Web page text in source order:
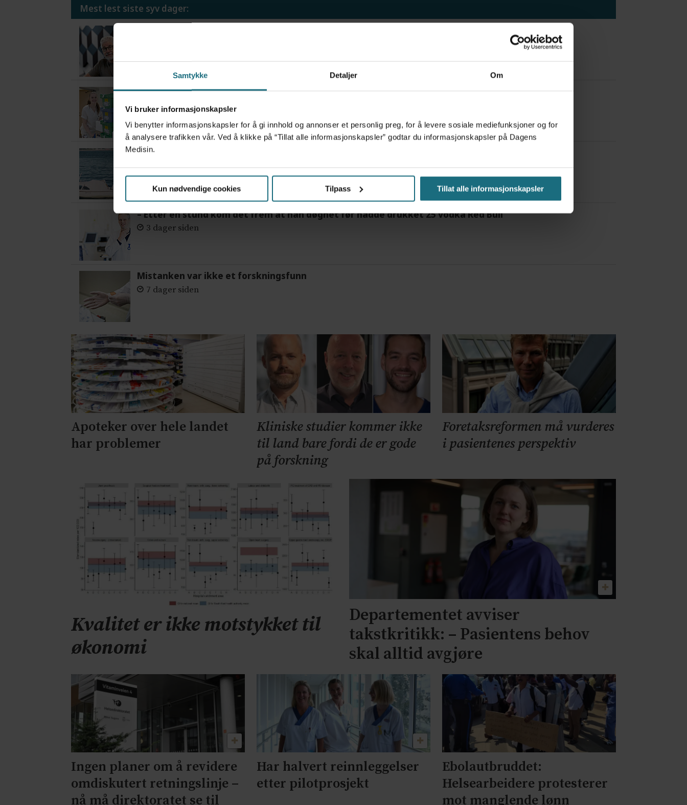
Samtykke Detaljer Om
Vi bruker informasjonskapsler
Vi benytter informasjonskapsler for å gi innhold og annonser et personlig preg, for å levere sosiale mediefunksjoner og for
å analysere trafikken vår. Ved å klikke på “Tillat alle informasjonskapsler” godtar du informasjonskapsler på Dagens
Medisin.
Kun nødvendige cookies Tilpass Tillat alle informasjonskapsler
Mest lest siste syv dager:
Flytter oppgaver og frigjør tid for helsepersonell: – Det er helt magisk å være forvakt nå
4 dager siden
Var alene på vakt i tre måneder – i en 16-fots motorbåt
– Etter en stund kom det frem at han døgnet før hadde drukket 25 vodka Red Bull
3 dager siden
Mistanken var ikke et forskningsfunn
7 dager siden
Apoteker over hele landet
har problemer
Kliniske studier kommer ikke
til land bare fordi de er gode
på forskning
Foretaksreformen må vurderes
i pasientenes perspektiv
Kvalitet er ikke motstykket til
økonomi
Departementet avviser
takstkritikk: – Pasientens behov
skal alltid avgjøre
Ingen planer om å revidere
omdiskutert retningslinje –
nå må direktoratet se til
Har halvert reinnleggelser
etter pilotprosjekt
Ebolautbruddet:
Helsearbeidere protesterer
mot manglende lønn